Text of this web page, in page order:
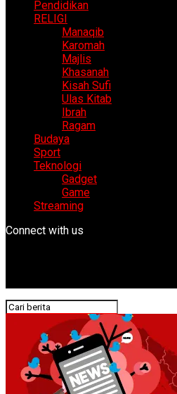
Pendidikan
RELIGI
Manaqib
Karomah
Majlis
Khasanah
Kisah Sufi
Ulas Kitab
Ibrah
Ragam
Budaya
Sport
Teknologi
Gadget
Game
Streaming
Connect with us